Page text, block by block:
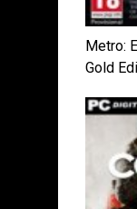
Metro:
Gold